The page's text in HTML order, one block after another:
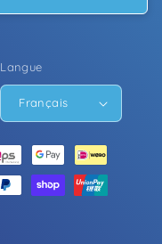
Langue
Français